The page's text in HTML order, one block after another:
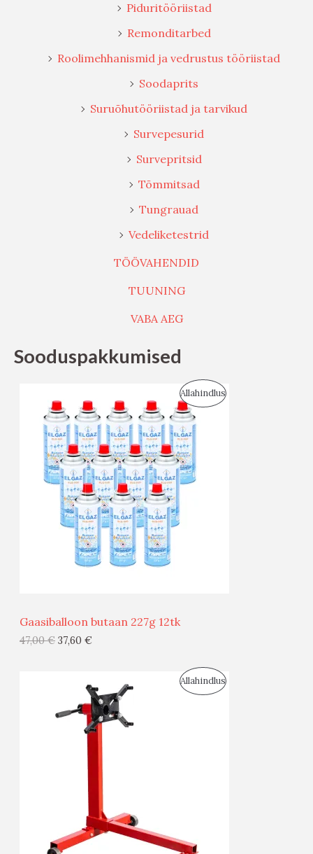
Piduritööriistad
Remonditarbed
Roolimehhanismid ja vedrustus tööriistad
Soodaprits
Suruõhutööriistad ja tarvikud
Survepesurid
Survepritsid
Tõmmitsad
Tungrauad
Vedeliketestrid
TÖÖVAHENDID
TUUNING
VABA AEG
Sooduspakkumised
AllahindlusS
S
Gaasiballoon butaan 227g 12tk
47,00€ 37,60 €
AllahindlusS